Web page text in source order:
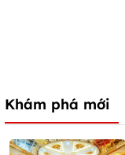
Khám phá mới